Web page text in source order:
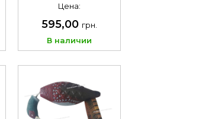
Цена:
595,00 грн.
В наличии